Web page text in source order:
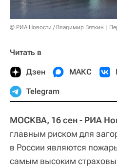
© РИА Новости / Владимир Вяткин
Читать в
Дзен МАКС
Telegram
МОСКВА, 16 сен - РИА
главным риском для
в России являются
самым высоким